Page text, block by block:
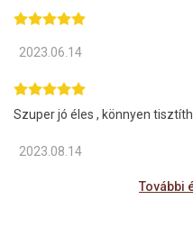
2023.06.14
Szuper jó éles , könnyen
2023.08.14
További